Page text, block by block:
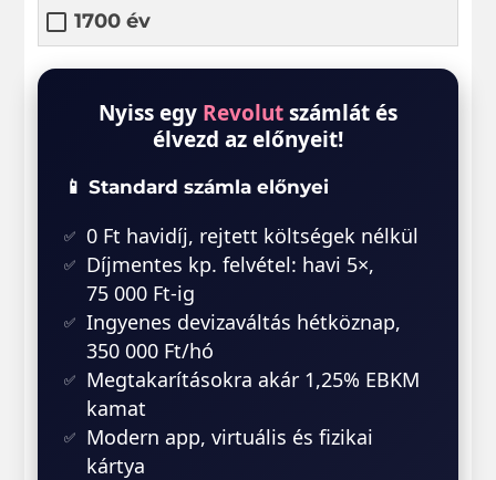
1700 év
Nyiss egy Revolutszámlát és
élvezd az előnyeit!
📱 Standard számla előnyei
0 Ft havidíj, rejtett költségek nélkül
Díjmentes kp. felvétel: havi 5×,
75 000 Ft-ig
Ingyenes devizaváltás hétköznap,
350 000 Ft/hó
Megtakarításokra akár 1,25% EBKM
kamat
Modern app, virtuális és fizikai
kártya